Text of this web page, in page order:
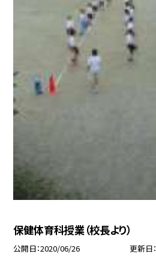
保健体育科授業（校長より）
公開日 2020/06/26 更新日